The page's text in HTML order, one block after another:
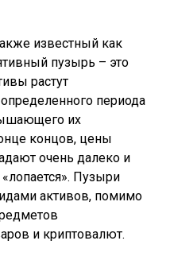
известный как
пузырь – это
растут
периода
их
концов, цены
очень далеко и
Пузыри
активов, помимо
и криптовалют.